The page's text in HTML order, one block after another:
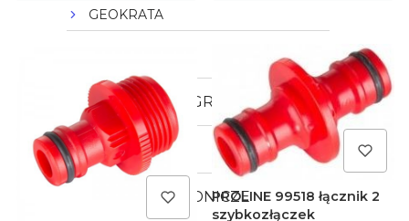
GEOKRATA
OŚWIETLENIA OGRODOWE
ART. GUMOWE
MASZYNY OGRODNICZEPROLINE 99518 łącznik 2
szybkozłączek